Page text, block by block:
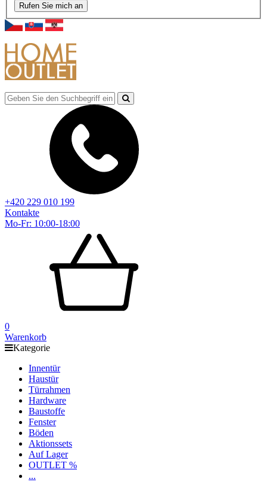
Rufen Sie mich an
+420 229 010 199
Kontakte
Mo-Fr: 10:00-18:00
0
Warenkorb
Kategorie
Innentür
Haustür
Türrahmen
Hardware
Baustoffe
Fenster
Böden
Aktionssets
Auf Lager
OUTLET %
...